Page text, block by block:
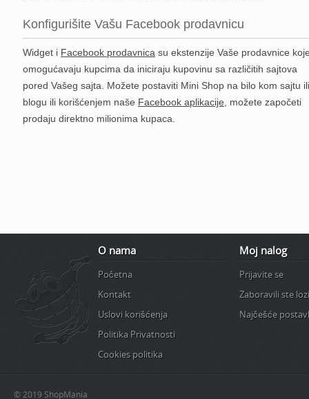
Konfigurišite Vašu Facebook prodavnicu
Widget i Facebook prodavnica su ekstenzije Vaše prodavnice
omogućavaju kupcima da iniciraju kupovinu sa različitih sajtova
pored Vašeg sajta. Možete postaviti Mini Shop na bilo kom sajtu ili
blogu ili korišćenjem naše Facebook aplikacije, možete započeti
prodaju direktno milionima kupaca.
O nama
Početna
Kontakt
Uslovi korišćenja
Politika Privatnosti
Cookies politika
Moj nalog
Prijavite se
Zaboravili ste
Najčešće
© 2019 ShopMania